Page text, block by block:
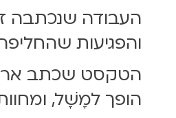
והפגיעות
הטקסט שכתב
הופך למָשָׁל,